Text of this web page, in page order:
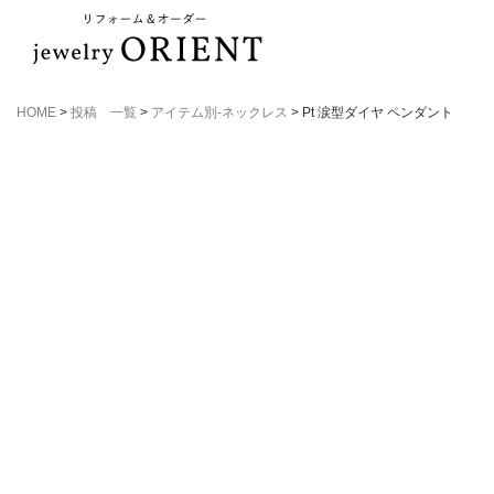
HOME > 投稿 一覧 > アイテム別-ネックレス > Pt 涙型ダイヤ ペンダント